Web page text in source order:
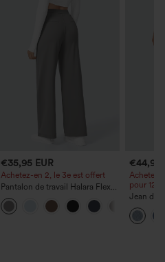
€35,95 EUR
Achetez-en 2, le 3e est offert
Pantalon de travail Halara Flex™
DayStretch à taille haute, avec
poches et coupe droite
€44,95
Achetez-
pour
Jean
à
poches